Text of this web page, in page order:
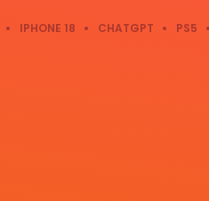
IPHONE 18 CHATGPT PS5